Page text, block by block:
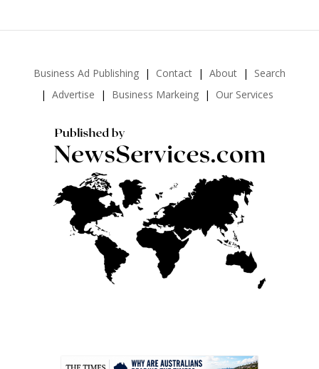
Business Ad Publishing Contact About
Search
Advertise
Business Markeing Our Services